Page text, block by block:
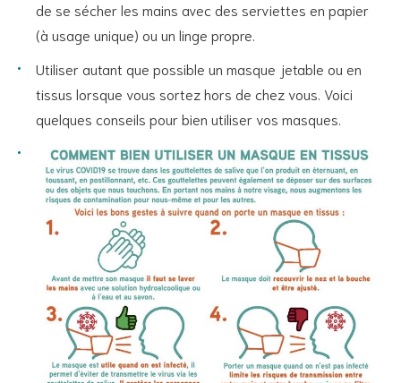
de se sécher les mains avec des serviettes en papier
(à usage unique) ou un linge propre.
Utiliser autant que possible un masque jetable ou en
tissus lorsque vous sortez hors de chez vous. Voici
quelques conseils pour bien utiliser vos masques.